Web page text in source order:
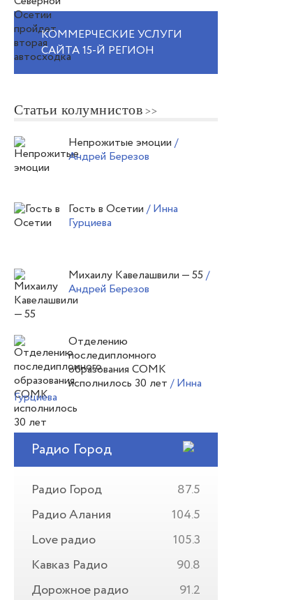
КОММЕРЧЕСКИЕ УСЛУГИ
САЙТА 15-Й РЕГИОН
Статьи колумнистов
Непрожитые эмоции/
Андрей Березов
Гость в Осетии/ Инна
Гурциева
Михаилу Кавелашвили — 55/
Андрей Березов
Отделению
последипломного
образования СОМК
исполнилось 30 лет/ Инна
Гурциева
Радио Город
Радио Город
87.5
Радио Алания
104.5
Love радио
105.3
Кавказ Радио
90.8
Дорожное радио
91.2